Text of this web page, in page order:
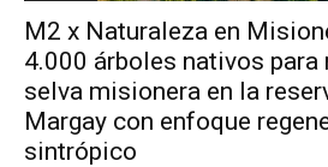
M2 x Naturaleza en
4.000 árboles nativos para
selva misionera en la
Margay con enfoque
sintrópico